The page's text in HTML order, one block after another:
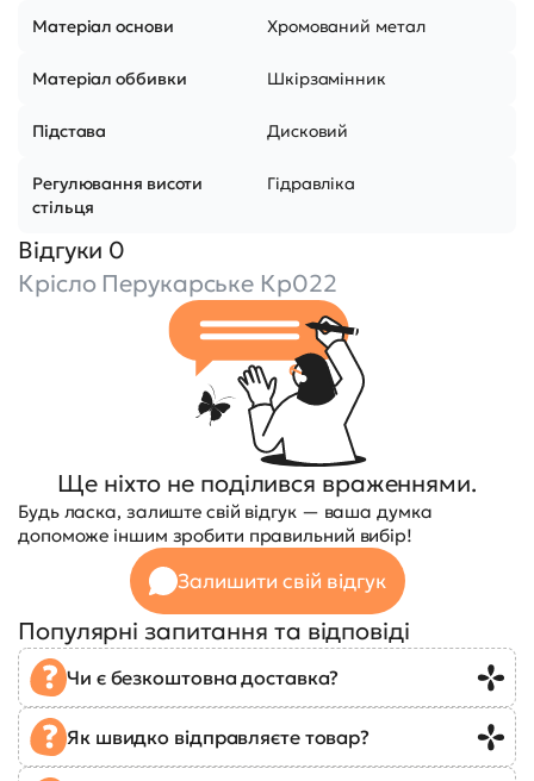
Матеріал основи Хромований метал
Матеріал оббивки Шкірзамінник
Підстава Дисковий
Регулювання висоти
стільця
Гідравліка
Відгуки 0
Крісло Перукарське Кр022
Ще ніхто не поділився враженнями.
Будь ласка, залиште свій відгук — ваша думка
допоможе іншим зробити правильний вибір!
Залишити свій відгук
Популярні запитання та відповіді
Чи є безкоштовна доставка?
Як швидко відправляєте товар?